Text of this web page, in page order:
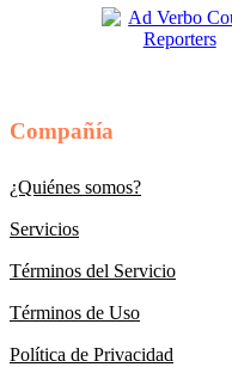
Compañía
¿Quiénes somos?
Servicios
Términos del Servicio
Términos de Uso
Política de Privacidad